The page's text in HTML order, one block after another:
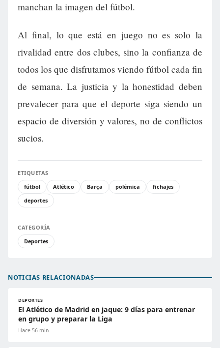
manchan la imagen del fútbol.
Al final, lo que está en juego no es solo la
rivalidad entre dos clubes, sino la confianza de
todos los que disfrutamos viendo fútbol cada fin
de semana. La justicia y la honestidad deben
prevalecer para que el deporte siga siendo un
espacio de diversión y valores, no de conflictos
sucios.
ETIQUETAS
fútbol
Atlético Barça polémica
fichajes
deportes
CATEGORÍA
Deportes
NOTICIAS RELACIONADAS
DEPORTES
El Atlético de Madrid en jaque: 9 días para entrenar
en grupo y preparar la Liga
Hace 56 min